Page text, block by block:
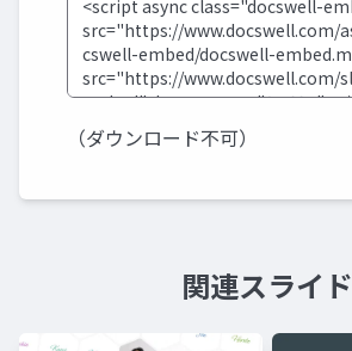
（ダウンロード不可）
関連スライド